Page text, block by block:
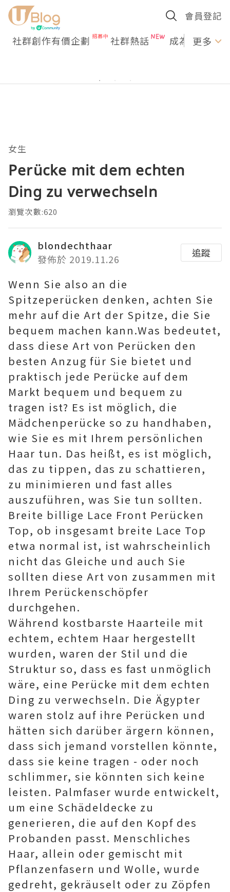
會員登記
社群創作有價企劃 社群熱話 成為U更多
女生
Perücke mit dem echten
Ding zu verwechseln
瀏覽次數:620
blondechthaar
發佈於 2019.11.26
追蹤
Wenn Sie also an die
Spitzeperücken denken, achten Sie
mehr auf die Art der Spitze, die Sie
bequem machen kann.Was bedeutet,
dass diese Art von Perücken den
besten Anzug für Sie bietet und
praktisch jede Perücke auf dem
Markt bequem und bequem zu
tragen ist? Es ist möglich, die
Mädchenperücke so zu handhaben,
wie Sie es mit Ihrem persönlichen
Haar tun. Das heißt, es ist möglich,
das zu tippen, das zu schattieren,
zu minimieren und fast alles
auszuführen, was Sie tun sollten.
Breite billige Lace Front Perücken
Top, ob insgesamt breite Lace Top
etwa normal ist, ist wahrscheinlich
nicht das Gleiche und auch Sie
sollten diese Art von zusammen mit
Ihrem Perückenschöpfer
durchgehen.
Während kostbarste Haarteile mit
echtem, echtem Haar hergestellt
wurden, waren der Stil und die
Struktur so, dass es fast unmöglich
wäre, eine Perücke mit dem echten
Ding zu verwechseln. Die Ägypter
waren stolz auf ihre Perücken und
hätten sich darüber ärgern können,
dass sich jemand vorstellen könnte,
dass sie keine tragen - oder noch
schlimmer, sie könnten sich keine
leisten. Palmfaser wurde entwickelt,
um eine Schädeldecke zu
generieren, die auf den Kopf des
Probanden passt. Menschliches
Haar, allein oder gemischt mit
Pflanzenfasern und Wolle, wurde
gedreht, gekräuselt oder zu Zöpfen